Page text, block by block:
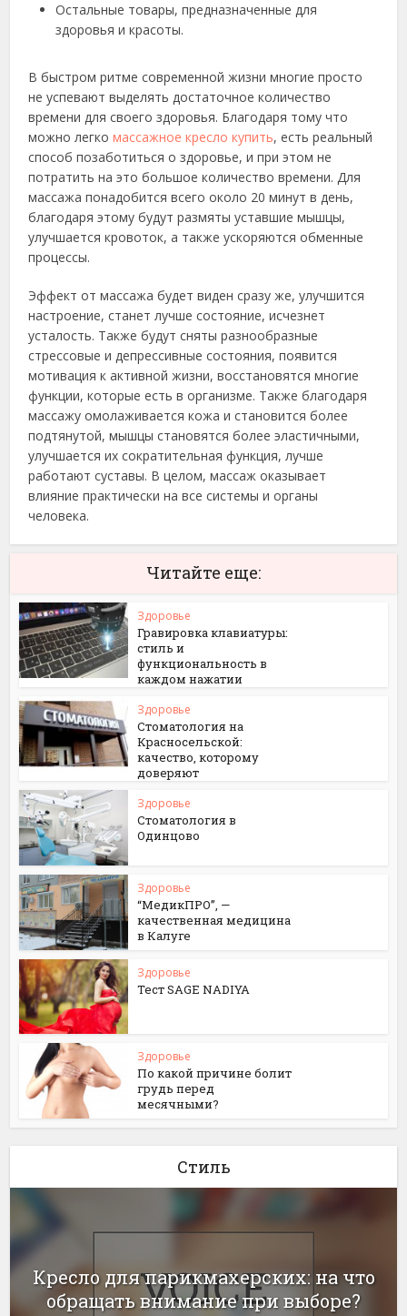
Остальные товары, предназначенные для
здоровья и красоты.
В быстром ритме современной жизни многие просто
не успевают выделять достаточное количество
времени для своего здоровья. Благодаря тому что
можно легкомассажное кресло купить, есть реальный
способ позаботиться о здоровье, и при этом не
потратить на это большое количество времени. Для
массажа понадобится всего около 20 минут в день,
благодаря этому будут размяты уставшие мышцы,
улучшается кровоток, а также ускоряются обменные
процессы.
Эффект от массажа будет виден сразу же, улучшится
настроение, станет лучше состояние, исчезнет
усталость. Также будут сняты разнообразные
стрессовые и депрессивные состояния, появится
мотивация к активной жизни, восстановятся многие
функции, которые есть в организме. Также благодаря
массажу омолаживается кожа и становится более
подтянутой, мышцы становятся более эластичными,
улучшается их сократительная функция, лучше
работают суставы. В целом, массаж оказывает
влияние практически на все системы и органы
человека.
Читайте еще:
Здоровье
Гравировка клавиатуры:
стиль и
функциональность в
каждом нажатии
Здоровье
Стоматология на
Красносельской:
качество, которому
доверяют
Здоровье
Стоматология в
Одинцово
Здоровье
“МедикПРО”, —
качественная медицина
в Калуге
Здоровье
Тест SAGE NADIYA
Здоровье
По какой причине болит
грудь перед
месячными?
Стиль
Кресло для парикмахерских: на что
обращать внимание при выборе?